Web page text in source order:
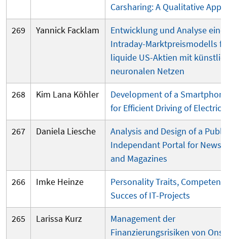
Carsharing: A Qualitative
269
Yannick Facklam
Entwicklung und Analyse
Intraday-Marktpreismodells
liquide US-Aktien mit
neuronalen Netzen
268
Kim Lana Köhler
Development of a
for Efficient Driving of Electric
267
Daniela Liesche
Analysis and Design of a
Independant Portal for
and Magazines
266
Imke Heinze
Personality Traits,
Succes of IT-Projects
265
Larissa Kurz
Management der
Finanzierungsrisiken von